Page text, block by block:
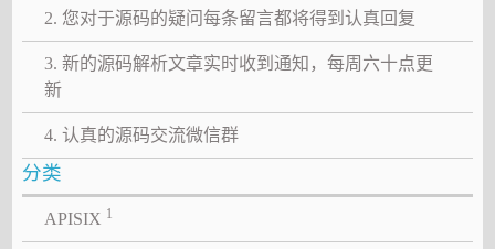
2. 您对于源码的疑问每条留言都将得到认真回复
3. 新的源码解析文章实时收到通知，每周六十点更
新
4. 认真的源码交流微信群
分类
APISIX 1